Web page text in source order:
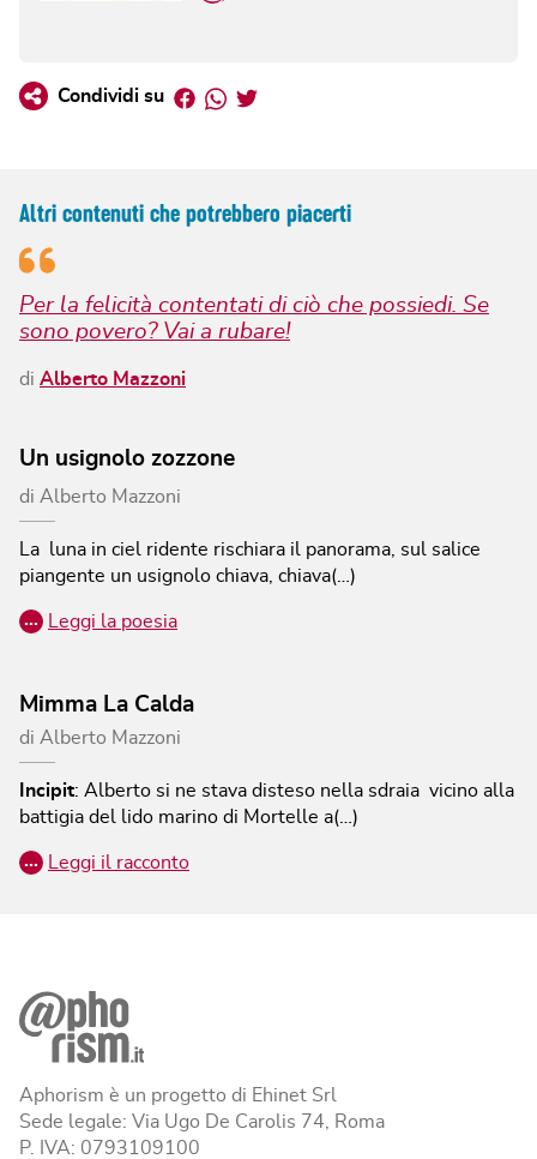
Condividi su Facebook
Whatsapp
Twitter
Altri contenuti che potrebbero piacerti
Per la felicità contentati di ciò che possiedi. Se
sono povero? Vai a rubare!
di Alberto Mazzoni
Un usignolo zozzone
di Alberto Mazzoni
La luna in ciel ridente rischiara il panorama, sul salice
piangente un usignolo chiava, chiava(…)
… Leggi la poesia
Mimma La Calda
di Alberto Mazzoni
Incipit: Alberto si ne stava disteso nella sdraia vicino alla
battigia del lido marino di Mortelle a(…)
… Leggi il racconto
Aphorism è un progetto di Ehinet Srl
Sede legale: Via Ugo De Carolis 74, Roma
P. IVA: 0793109100